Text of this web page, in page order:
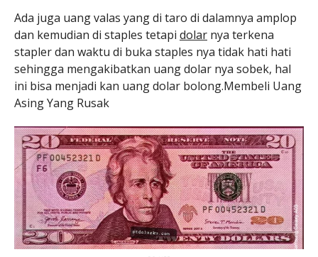
Ada juga uang valas yang di taro di dalamnya amplop
dan kemudian di staples tetapi dolar nya terkena
stapler dan waktu di buka staples nya tidak hati hati
sehingga mengakibatkan uang dolar nya sobek, hal
ini bisa menjadi kan uang dolar bolong.Membeli Uang
Asing Yang Rusak